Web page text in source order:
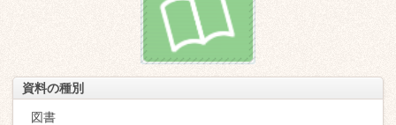
資料の種別
図書